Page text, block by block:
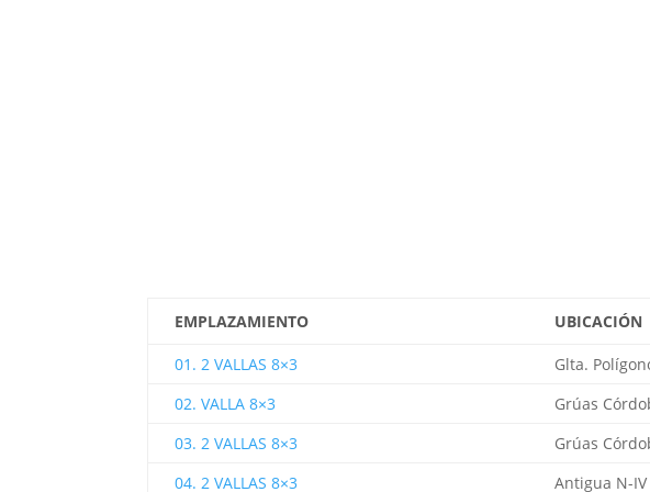
EMPLAZAMIENTO UBICACIÓN
01. 2 VALLAS 8×3
Glta.
02. VALLA 8×3
Grúas
03. 2 VALLAS 8×3
Grúas
04. 2 VALLAS 8×3
Antigua N-